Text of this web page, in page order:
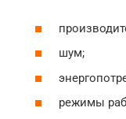
шум;
режимы